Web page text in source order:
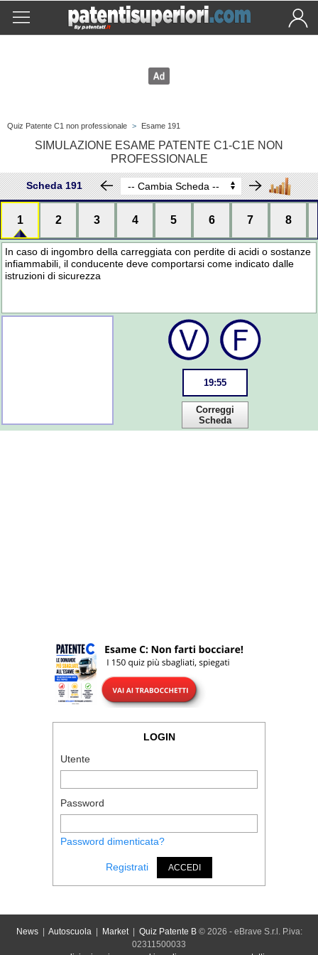
Quiz Patente C1 non professionale > Esame 191
SIMULAZIONE ESAME PATENTE C1-C1E NON
PROFESSIONALE
Scheda 191
1 2 3 4 5 6 7 8
In caso di ingombro della carreggiata con perdite di acidi o sostanze
infiammabili, il conducente deve comportarsi come indicato dalle
istruzioni di sicurezza
19:55
Correggi
Scheda
LOGIN
Utente
Password
Password dimenticata?
Registrati ACCEDI
News| Autoscuola| Market| Quiz Patente B© 2026 - eBrave S.r.l. P.iva:
02311500033